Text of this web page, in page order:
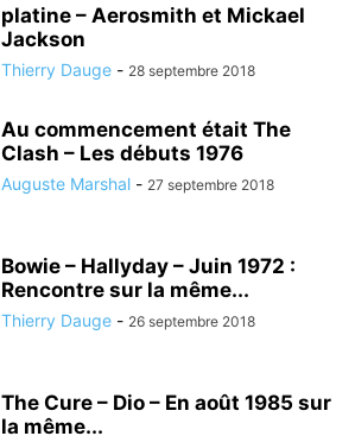
platine – Aerosmith et Mickael
Jackson
Thierry Dauge - 28 septembre 2018
Au commencement était The
Clash – Les débuts 1976
Auguste Marshal - 27 septembre 2018
Bowie – Hallyday – Juin 1972 :
Rencontre sur la même...
Thierry Dauge - 26 septembre 2018
The Cure – Dio – En août 1985 sur
la même...